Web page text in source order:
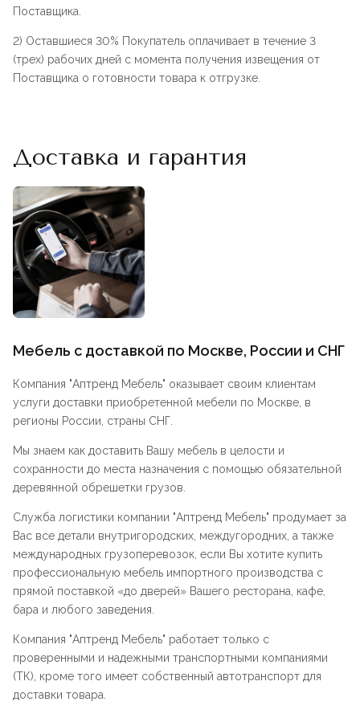
Поставщика.
2) Оставшиеся 30% Покупатель оплачивает в течение 3
(трех) рабочих дней с момента получения извещения от
Поставщика о готовности товара к отгрузке.
Доставка и гарантия
Мебель с доставкой по Москве, России и СНГ
Компания "Аптренд Мебель" оказывает своим клиентам
услуги доставки приобретенной мебели по Москве, в
регионы России, страны СНГ.
Мы знаем как доставить Вашу мебель в целости и
сохранности до места назначения с помощью обязательной
деревянной обрешетки грузов.
Служба логистики компании "Аптренд Мебель" продумает за
Вас все детали внутригородских, междугородних, а также
международных грузоперевозок, если Вы хотите купить
профессиональную мебель импортного производства с
прямой поставкой «до дверей» Вашего ресторана, кафе,
бара и любого заведения.
Компания "Аптренд Мебель" работает только с
проверенными и надежными транспортными компаниями
(ТК), кроме того имеет собственный автотранспорт для
доставки товара.